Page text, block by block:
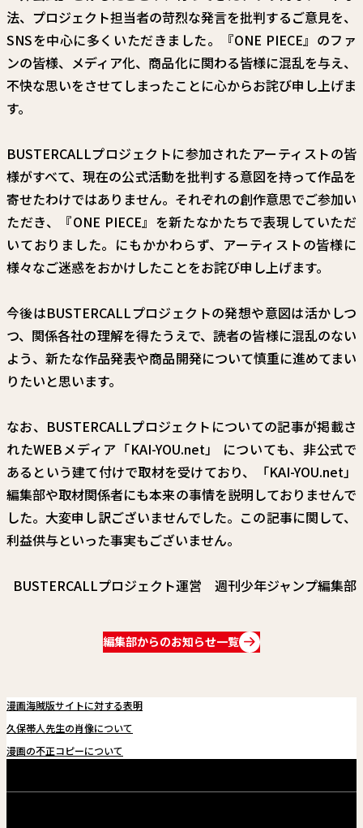
法、プロジェクト担当者の苛烈な発言を批判するご意見を、
SNSを中心に多くいただきました。『ONE PIECE』のファ
ンの皆様、メディア化、商品化に関わる皆様に混乱を与え、
不快な思いをさせてしまったことに心からお詫び申し上げま
す。
BUSTERCALLプロジェクトに参加されたアーティストの皆
様がすべて、現在の公式活動を批判する意図を持って作品を
寄せたわけではありません。それぞれの創作意思でご参加い
ただき、『ONE PIECE』を新たなかたちで表現していただ
いておりました。にもかかわらず、アーティストの皆様に
様々なご迷惑をおかけしたことをお詫び申し上げます。
今後はBUSTERCALLプロジェクトの発想や意図は活かしつ
つ、関係各社の理解を得たうえで、読者の皆様に混乱のない
よう、新たな作品発表や商品開発について慎重に進めてまい
りたいと思います。
なお、BUSTERCALLプロジェクトについての記事が掲載さ
れたWEBメディア「KAI-YOU.net」 についても、非公式で
あるという建て付けで取材を受けており、「KAI-YOU.net」
編集部や取材関係者にも本来の事情を説明しておりませんで
した。大変申し訳ございませんでした。この記事に関して、
利益供与といった事実もございません。
BUSTERCALLプロジェクト運営 週刊少年ジャンプ編集部
編集部からのお知らせ一覧
漫画海賊版サイトに対する表明
久保帯人先生の肖像について
漫画の不正コピーについて